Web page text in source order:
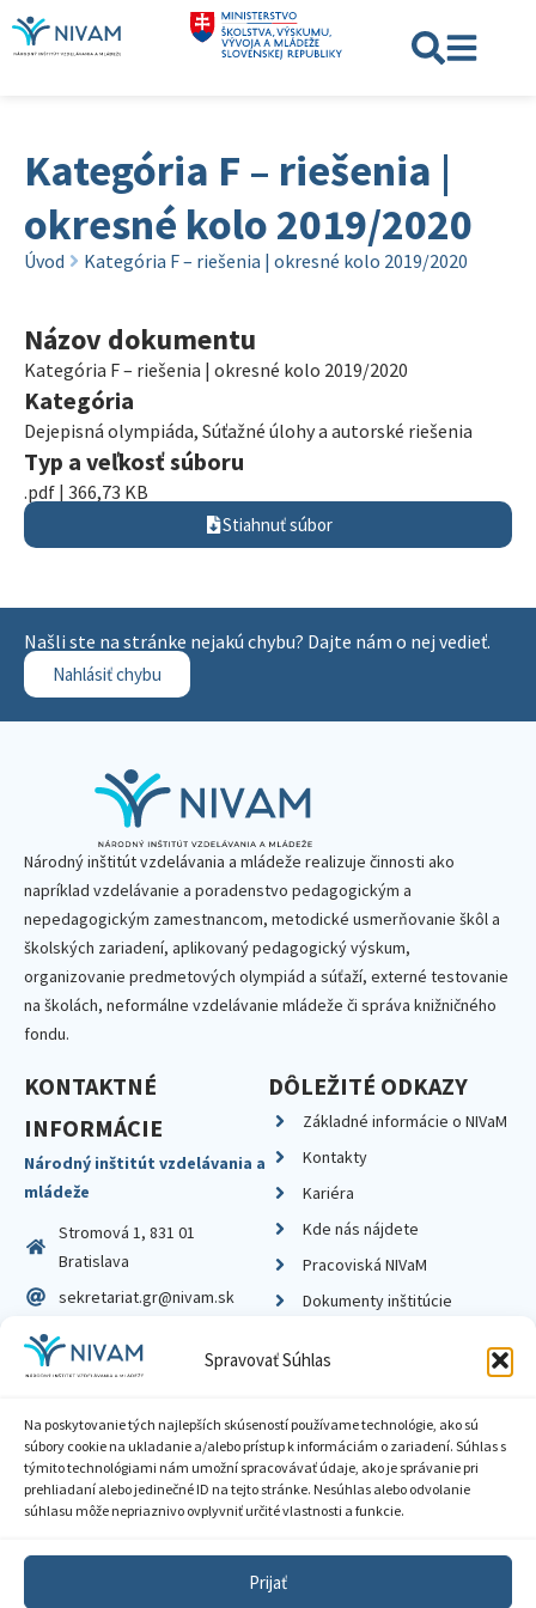
Spravovať Súhlas
Na poskytovanie tých najlepších skúseností používame technológie, ako sú
súbory cookie na ukladanie a/alebo prístup k informáciám o zariadení. Súhlas s
týmito technológiami nám umožní spracovávať údaje, ako je správanie pri
prehliadaní alebo jedinečné ID na tejto stránke. Nesúhlas alebo odvolanie
súhlasu môže nepriaznivo ovplyvniť určité vlastnosti a funkcie.
Prijať
Kategória F – riešenia |
okresné kolo 2019/2020
Úvod Kategória F – riešenia | okresné kolo 2019/2020
Názov dokumentu
Kategória F – riešenia | okresné kolo 2019/2020
Kategória
Dejepisná olympiáda, Súťažné úlohy a autorské riešenia
Typ a veľkosť súboru
.pdf | 366,73 KB
Stiahnuť súbor
Našli ste na stránke nejakú chybu? Dajte nám o nej vedieť.
Nahlásiť chybu
Národný inštitút vzdelávania a mládeže realizuje činnosti ako
napríklad vzdelávanie a poradenstvo pedagogickým a
nepedagogickým zamestnancom, metodické usmerňovanie škôl a
školských zariadení, aplikovaný pedagogický výskum,
organizovanie predmetových olympiád a súťaží, externé testovanie
na školách, neformálne vzdelávanie mládeže či správa knižničného
fondu.
KONTAKTNÉ
INFORMÁCIE
Národný inštitút vzdelávania a
mládeže
Stromová 1, 831 01
Bratislava
sekretariat.gr@nivam.sk
IČO: 00164348
DIČ: 2020798714
DÔLEŽITÉ ODKAZY
Základné informácie o NIVaM
Kontakty
Kariéra
Kde nás nájdete
Pracoviská NIVaM
Dokumenty inštitúcie
Zásady ochrany súkromia
Sprístupnenie informácií